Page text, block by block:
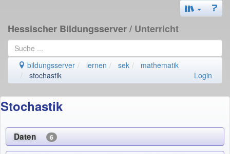
Hessischer Bildungsserver/ Unterricht
bildungsserver lernen sek
mathematik
stochastik
Login
Stochastik
Daten 6